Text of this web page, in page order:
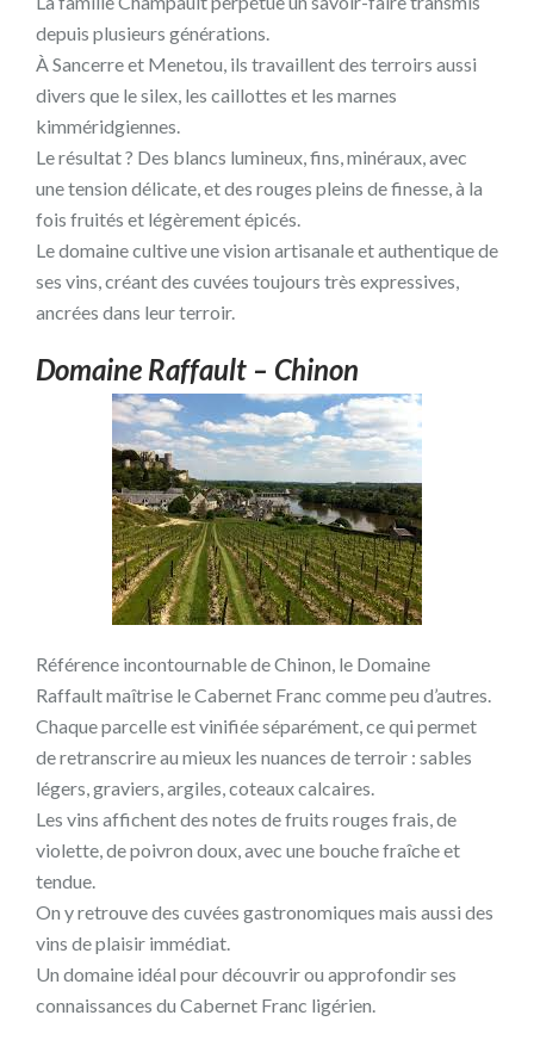
depuis plusieurs générations.
À Sancerre et Menetou, ils travaillent des terroirs aussi
divers que le silex, les caillottes et les marnes
kimméridgiennes.
Le résultat ? Des blancs lumineux, fins, minéraux, avec
une tension délicate, et des rouges pleins de finesse, à la
fois fruités et légèrement épicés.
Le domaine cultive une vision artisanale et authentique de
ses vins, créant des cuvées toujours très expressives,
ancrées dans leur terroir.
Domaine Raffault – Chinon
Référence incontournable de Chinon, le Domaine
Raffault maîtrise le Cabernet Franc comme peu d’autres.
Chaque parcelle est vinifiée séparément, ce qui permet
de retranscrire au mieux les nuances de terroir : sables
légers, graviers, argiles, coteaux calcaires.
Les vins affichent des notes de fruits rouges frais, de
violette, de poivron doux, avec une bouche fraîche et
tendue.
On y retrouve des cuvées gastronomiques mais aussi des
vins de plaisir immédiat.
Un domaine idéal pour découvrir ou approfondir ses
connaissances du Cabernet Franc ligérien.